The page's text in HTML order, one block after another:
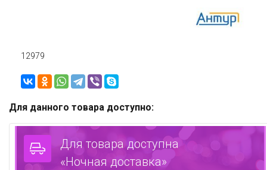
12979
Для данного товара доступно:
Для товара доступна
«Ночная доставка»